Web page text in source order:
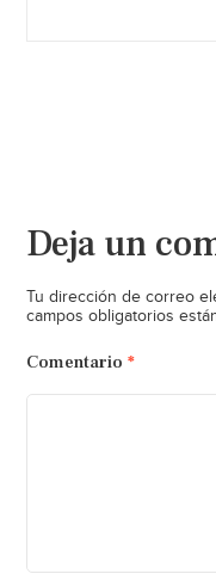
Deja un
Tu dirección de correo
campos obligatorios
Comentario *